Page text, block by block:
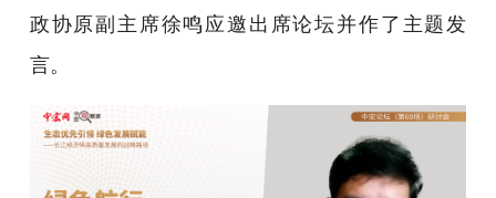
政协原副主席徐鸣应邀出席论坛并作了主题发
言。